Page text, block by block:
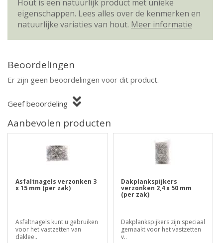
Hout is een natuurlijk product met unieke
eigenschappen. Lees alles over de kenmerken en
natuurlijke variaties van hout. Meer informatie
Beoordelingen
Er zijn geen beoordelingen voor dit product.
Geef beoordeling
Aanbevolen producten
Asfaltnagels verzonken 3
x 15 mm (per zak)
Asfaltnagels kunt u gebruiken
voor het vastzetten van
daklee..
Dakplankspijkers
verzonken 2,4 x 50 mm
(per zak)
Dakplankspijkers zijn speciaal
gemaakt voor het vastzetten
v..